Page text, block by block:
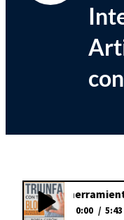
Increíbles
0:00 5:43